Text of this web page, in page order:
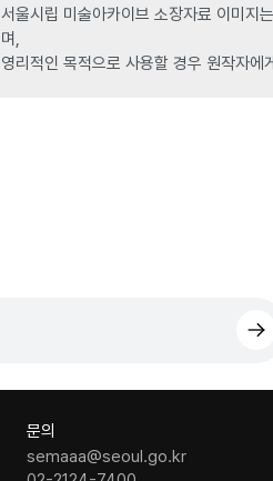
서울시립 미술아카이브 소장자료 이미지
며,
영리적인 목적으로 사용할 경우 원작자
문의
semaaa@seoul.go.kr